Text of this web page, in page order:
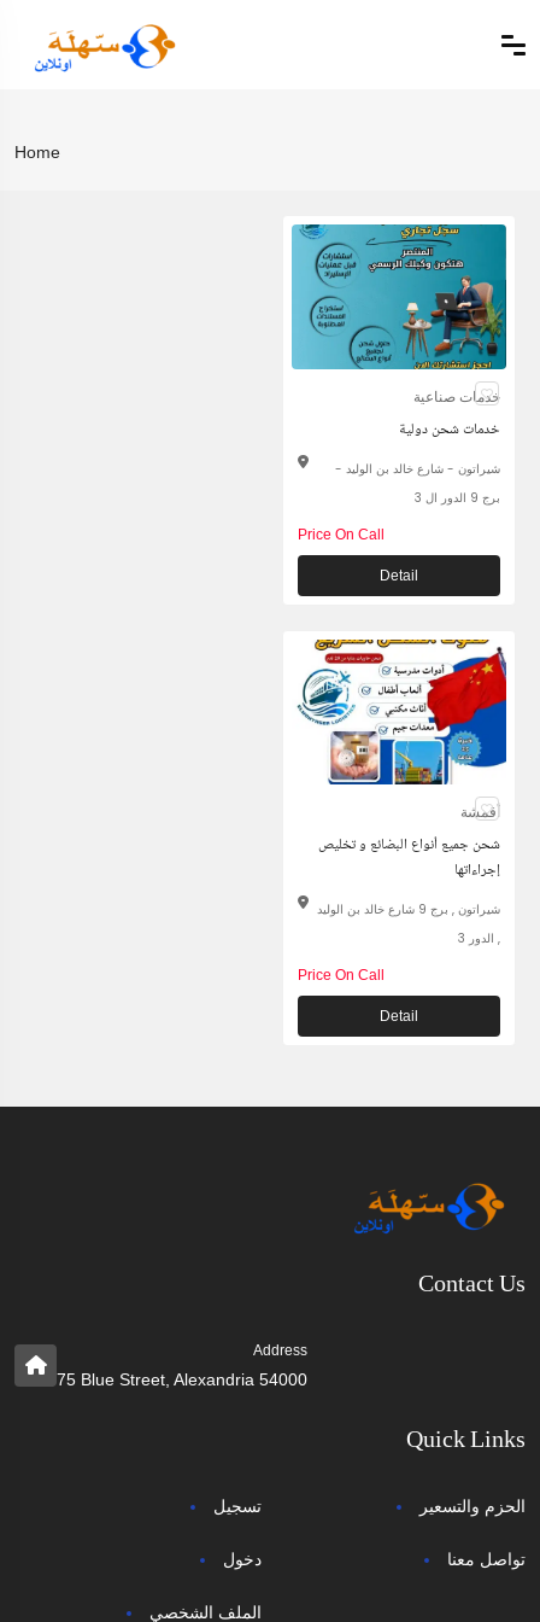
Home
خدمات صناعية
خدمات شحن دولية
شيراتون - شارع خالد بن الوليد -
برج 9 الدور ال 3
Price On Call
Detail
أقمشة
شحن جميع أنواع البضائع و تخليص
إجراءاتها
شيراتون , برج 9 شارع خالد بن الوليد
, الدور 3
Price On Call
Detail
Contact Us
Address
75 Blue Street, Alexandria 54000
Quick Links
تسجيل
دخول
الملف الشخصي
الحزم والتسعير
تواصل معنا